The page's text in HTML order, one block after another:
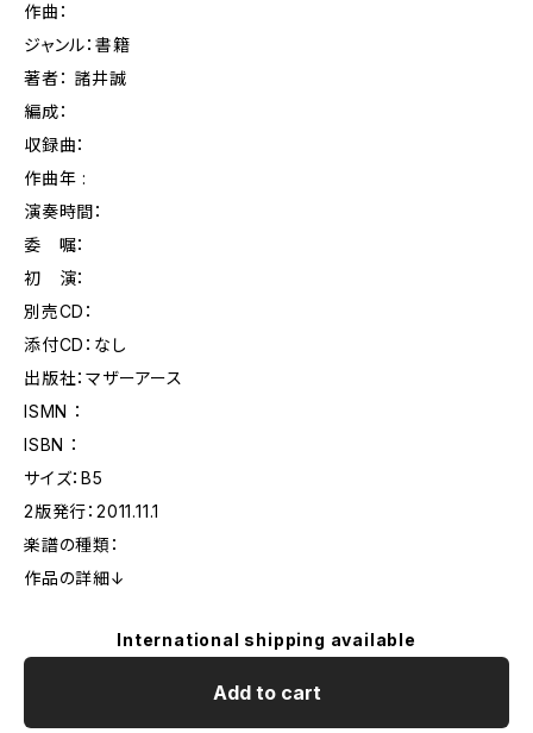
作曲：
ジャンル：書籍
著者： 諸井誠
編成：
収録曲：
作曲年 :
演奏時間：
委 嘱：
初 演：
別売CD：
添付CD：なし
出版社：マザーアース
ISMN ：
ISBN ：
サイズ：B5
2版発行：2011.11.1
楽譜の種類：
作品の詳細↓
International shipping available
Add to cart